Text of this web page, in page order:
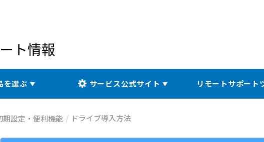
ト情報
を選ぶ サービス公式サイト リモートサポート
期設定・便利機能 ドライブ導入方法